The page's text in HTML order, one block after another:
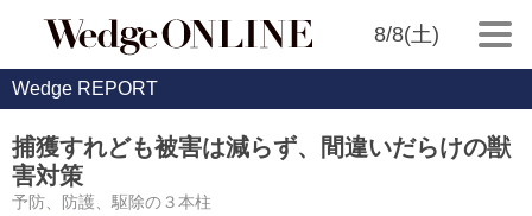
8/8(土)
Wedge REPORT
捕獲すれども被害は減らず、間違いだらけの獣
害対策
予防、防護、駆除の３本柱